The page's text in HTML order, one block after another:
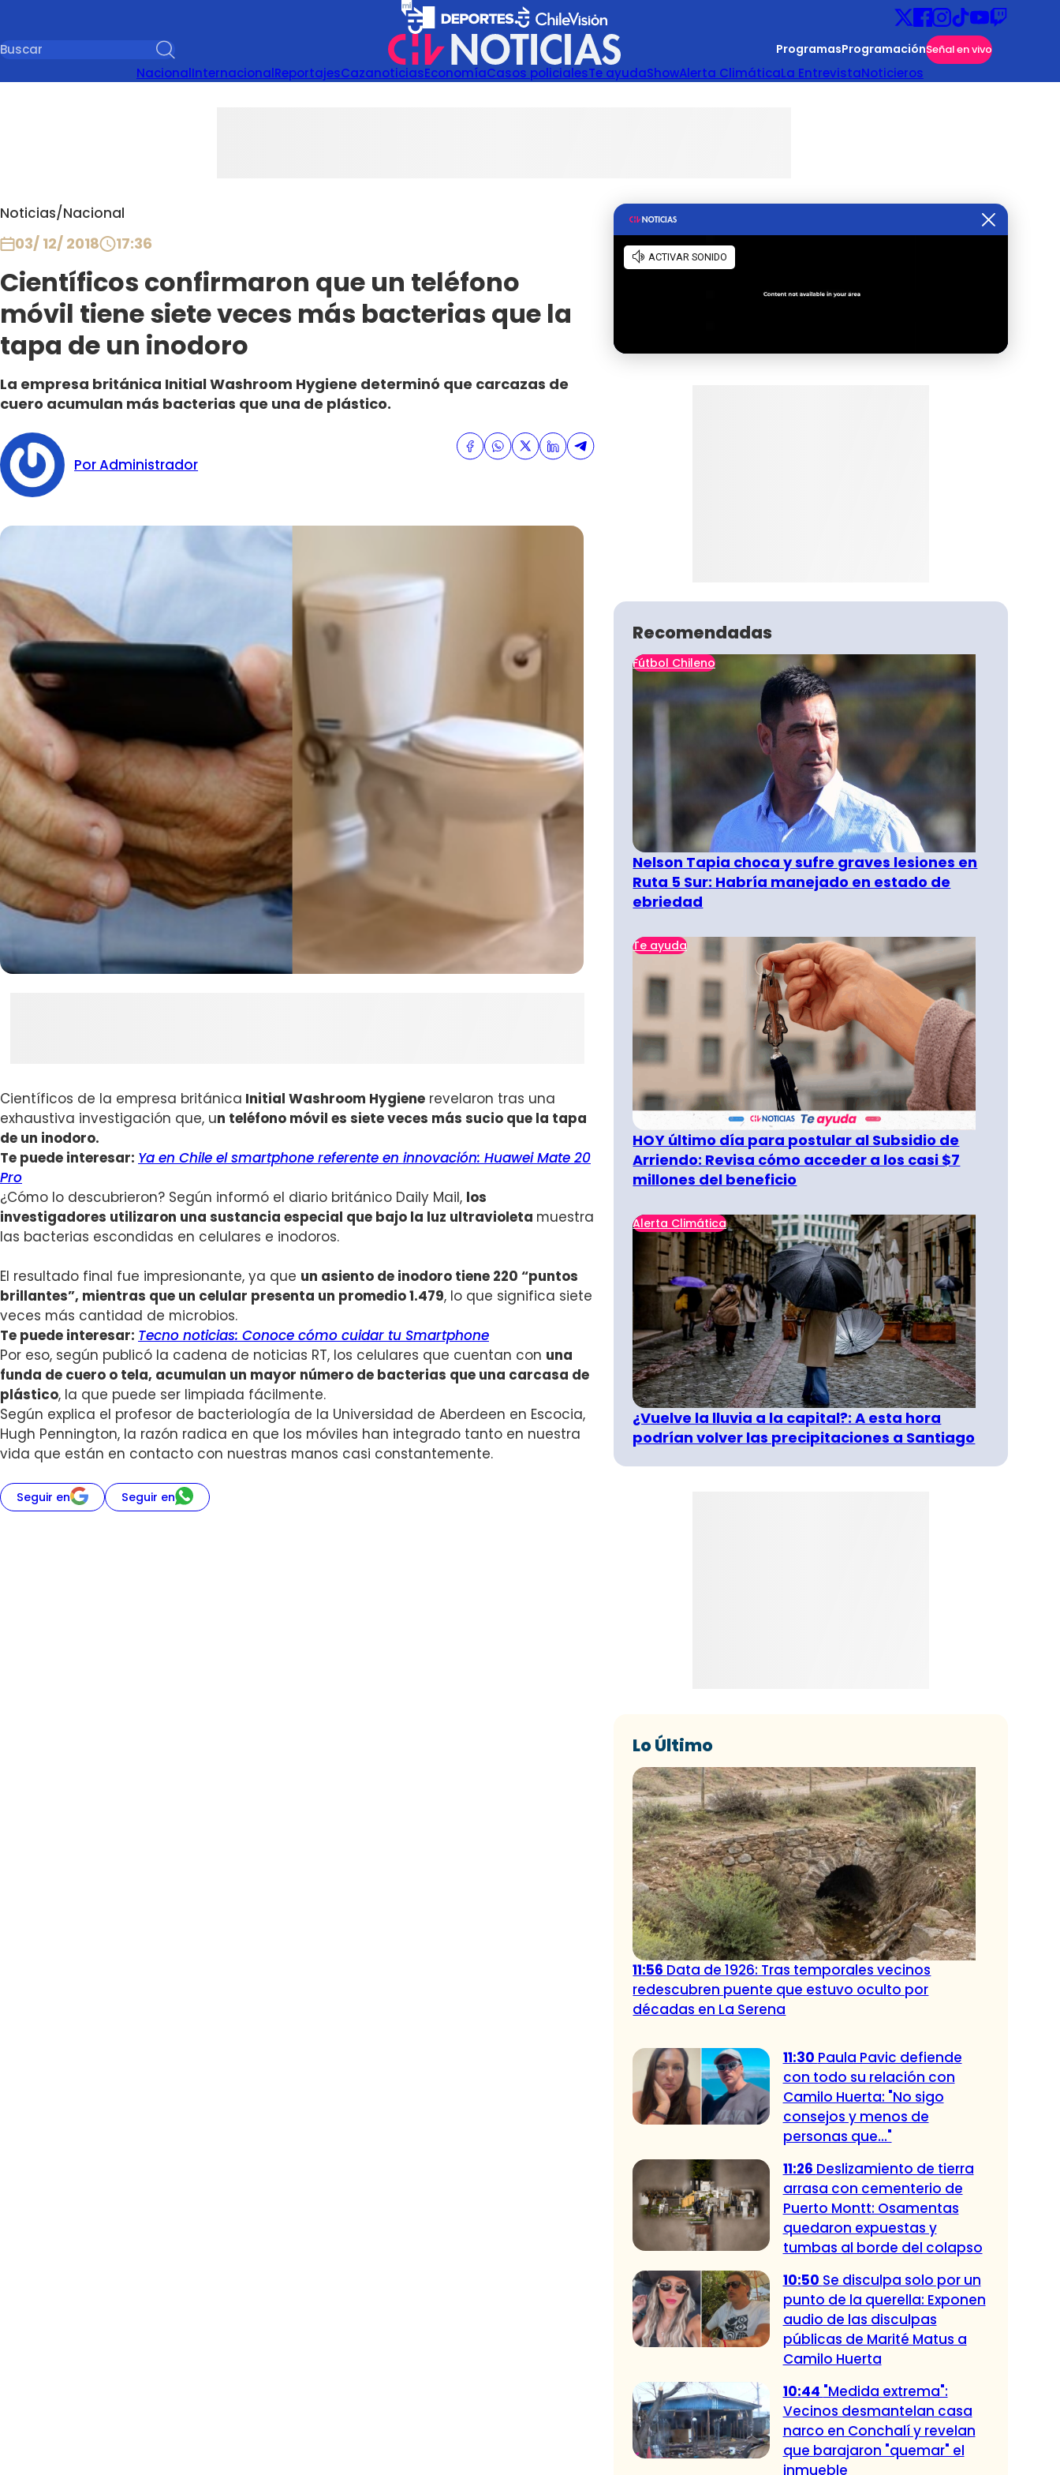
ProgramasProgramaciónSeñal en vivo
NacionalInternacionalReportajesCazanoticiasEconomíaCasos policialesTe ayudaShowAlerta ClimáticaLa EntrevistaNoticieros
Noticias/Nacional
03/ 12/ 2018 17:36
Científicos confirmaron que un teléfono
móvil tiene siete veces más bacterias que la
tapa de un inodoro
La empresa británica Initial Washroom Hygiene determinó que carcazas de
cuero acumulan más bacterias que una de plástico.
Por Administrador
Científicos de la empresa británica Initial Washroom Hygiene revelaron tras una
exhaustiva investigación que, un teléfono móvil es siete veces más sucio que la tapa
de un inodoro.
Te puede interesar: Ya en Chile el smartphone referente en innovación: Huawei Mate 20
Pro
¿Cómo lo descubrieron? Según informó el diario británico Daily Mail, los
investigadores utilizaron una sustancia especial que bajo la luz ultravioleta muestra
las bacterias escondidas en celulares e inodoros.
El resultado final fue impresionante, ya que un asiento de inodoro tiene 220 “puntos
brillantes”, mientras que un celular presenta un promedio 1.479, lo que significa siete
veces más cantidad de microbios.
Te puede interesar: Tecno noticias: Conoce cómo cuidar tu Smartphone
Por eso, según publicó la cadena de noticias RT, los celulares que cuentan con una
funda de cuero o tela, acumulan un mayor número de bacterias que una carcasa de
plástico, la que puede ser limpiada fácilmente.
Según explica el profesor de bacteriología de la Universidad de Aberdeen en Escocia,
Hugh Pennington, la razón radica en que los móviles han integrado tanto en nuestra
vida que están en contacto con nuestras manos casi constantemente.
Seguir en Seguir en
Recomendadas
Fútbol Chileno
Nelson Tapia choca y sufre graves lesiones en
Ruta 5 Sur: Habría manejado en estado de
ebriedad
Te ayuda
HOY último día para postular al Subsidio de
Arriendo: Revisa cómo acceder a los casi $7
millones del beneficio
Alerta Climática
¿Vuelve la lluvia a la capital?: A esta hora
podrían volver las precipitaciones a Santiago
Lo Último
11:56 Data de 1926: Tras temporales vecinos
redescubren puente que estuvo oculto por
décadas en La Serena
11:30 Paula Pavic defiende
con todo su relación con
Camilo Huerta: "No sigo
consejos y menos de
personas que..."
11:26 Deslizamiento de tierra
arrasa con cementerio de
Puerto Montt: Osamentas
quedaron expuestas y
tumbas al borde del colapso
10:50 Se disculpa solo por un
punto de la querella: Exponen
audio de las disculpas
públicas de Marité Matus a
Camilo Huerta
10:44 "Medida extrema":
Vecinos desmantelan casa
narco en Conchalí y revelan
que barajaron "quemar" el
inmueble